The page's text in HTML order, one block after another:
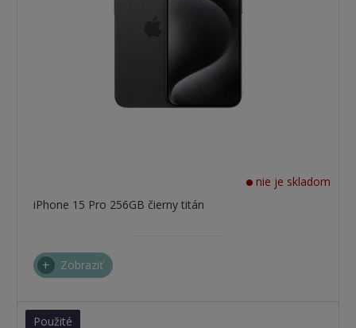
nie je skladom
iPhone 15 Pro 256GB čierny titán
Zobraziť
Použité